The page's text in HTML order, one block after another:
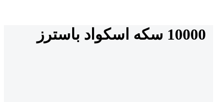
10000 سکه اسکواد باسترز